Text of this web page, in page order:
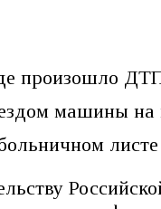
произошло
машины на